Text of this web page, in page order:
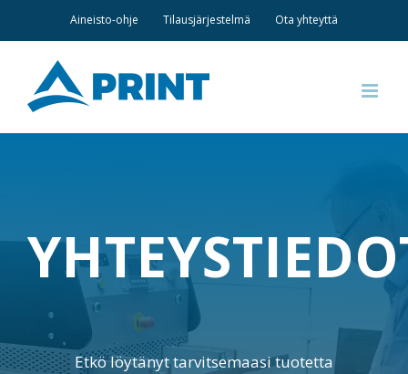
to
content
Aineisto-ohje Tilausjärjestelmä Ota yhteyttä
Etkö löytänyt tarvitsemaasi tuotetta